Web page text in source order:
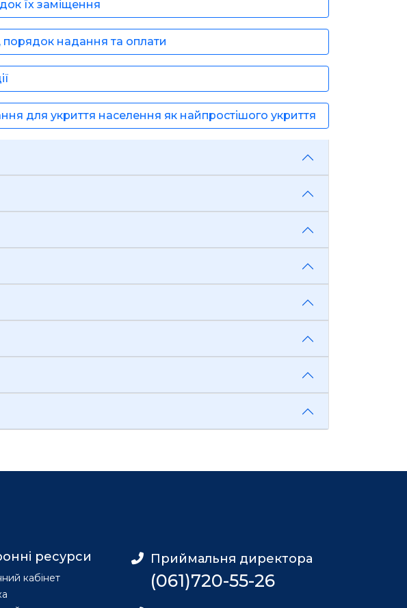
їх заміщення
порядок надання та оплати
для укриття населення як найпростішого укриття
ресурси
кабінет
Приймальня директора
(061)720-55-26